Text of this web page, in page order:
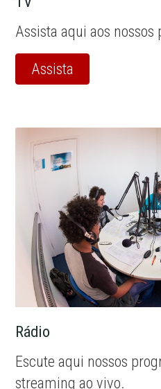
Assista aqui aos nossos
Assista
Rádio
Escute aqui nossos
streaming ao vivo.